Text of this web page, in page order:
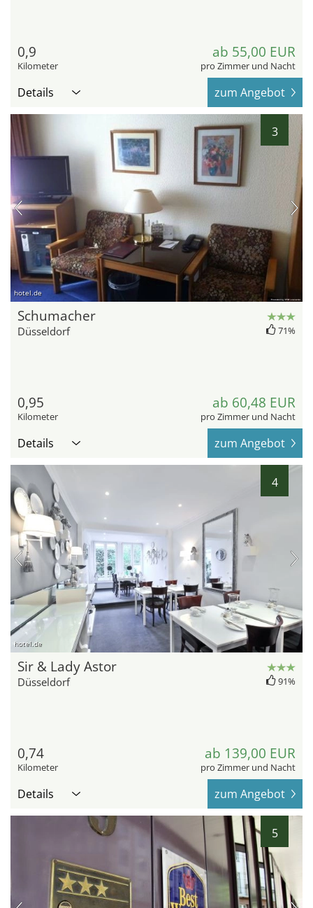
0,9
Kilometer
ab 55,00 EUR
pro Zimmer und Nacht
Details zum Angebot
3
hotel.de
Schumacher
Düsseldorf 71%
0,95
Kilometer
ab 60,48 EUR
pro Zimmer und Nacht
Details zum Angebot
4
hotel.de
Sir & Lady Astor
Düsseldorf 91%
0,74
Kilometer
ab 139,00 EUR
pro Zimmer und Nacht
Details zum Angebot
5